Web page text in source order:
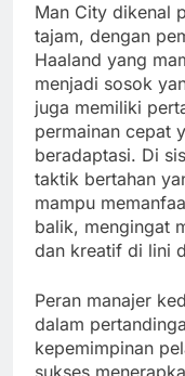
Man City dikenal
tajam, dengan
Haaland yang
menjadi sosok
juga memiliki
permainan cepat
beradaptasi. Di
taktik bertahan
mampu
balik, mengingat
dan kreatif di lini
Peran manajer
dalam
kepemimpinan